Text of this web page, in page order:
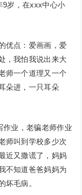
9岁，在xxx中心小
点：爱画画，爱
，我怕我说出来大
师一个道理又一个
朵进，一只耳朵
业，老骗老师作业
师叫到学校多少次
近又撒谎了，妈妈
不知道爸爸妈妈为
坏毛病。